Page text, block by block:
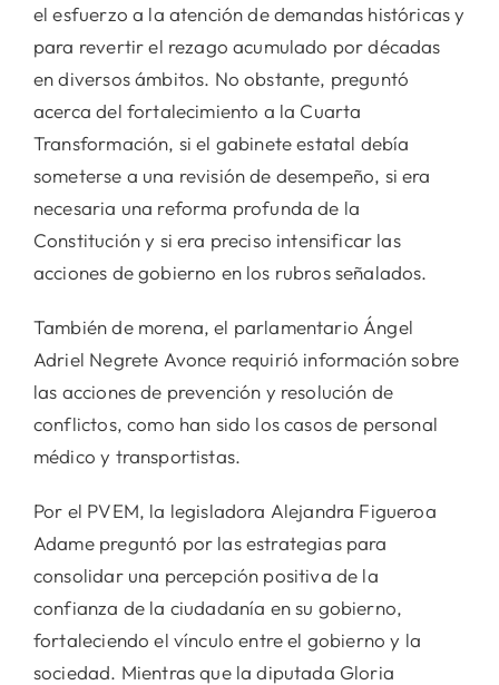
el esfuerzo a la atención de demandas históricas y
para revertir el rezago acumulado por décadas
en diversos ámbitos. No obstante, preguntó
acerca del fortalecimiento a la Cuarta
Transformación, si el gabinete estatal debía
someterse a una revisión de desempeño, si era
necesaria una reforma profunda de la
Constitución y si era preciso intensificar las
acciones de gobierno en los rubros señalados.
También de morena, el parlamentario Ángel
Adriel Negrete Avonce requirió información sobre
las acciones de prevención y resolución de
conflictos, como han sido los casos de personal
médico y transportistas.
Por el PVEM, la legisladora Alejandra Figueroa
Adame preguntó por las estrategias para
consolidar una percepción positiva de la
confianza de la ciudadanía en su gobierno,
fortaleciendo el vínculo entre el gobierno y la
sociedad. Mientras que la diputada Gloria